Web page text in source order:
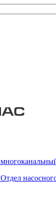
Отдел